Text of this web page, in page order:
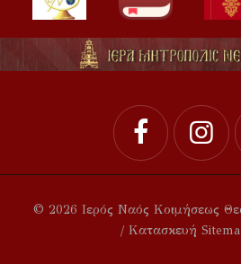
© 2026 Ιερός Ναός Κοιμήσεως
/ Κατασκευή